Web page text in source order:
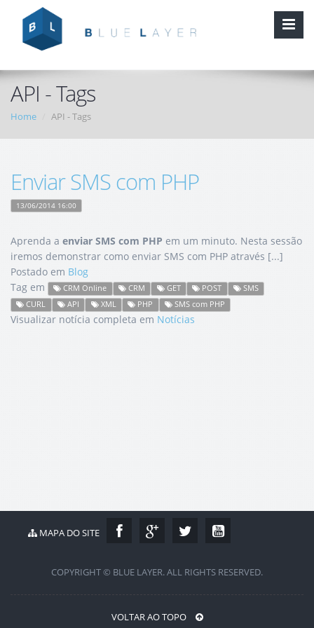
API - Tags
Home API - Tags
Enviar SMS com PHP
13/06/2014 16:00
Aprenda a enviar SMS com PHP em um minuto. Nesta sessão
iremos demonstrar como enviar SMS com PHP através [...]
Postado em Blog
Tag em
CRM Online CRM GET POST
SMS
CURL
API XML PHP SMS com PHP
Visualizar notícia completa em Notícias
MAPA DO SITE
COPYRIGHT © BLUE LAYER. ALL RIGHTS RESERVED.
VOLTAR AO TOPO